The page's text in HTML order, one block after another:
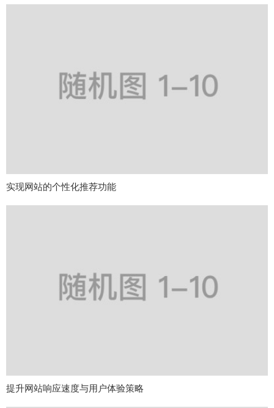
实现网站的个性化推荐功能
提升网站响应速度与用户体验策略